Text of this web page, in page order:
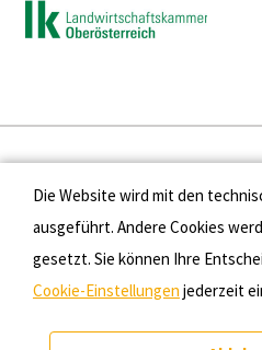
Die Website wird mit den
ausgeführt. Andere Cookies
gesetzt. Sie können Ihre
Cookie-Einstellungen jederzeit